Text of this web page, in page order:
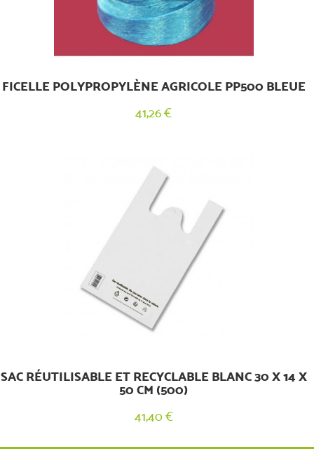
FICELLE POLYPROPYLÈNE AGRICOLE PP500 BLEUE
41,26 €
SAC RÉUTILISABLE ET RECYCLABLE BLANC 30 X 14 X
50 CM (500)
41,40 €